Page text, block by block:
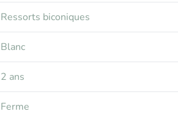
Ressorts biconiques
Blanc
2 ans
Ferme